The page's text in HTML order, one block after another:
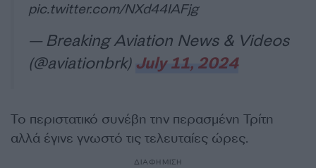
pic.twitter.com/NXd44IAFjg
— Breaking Aviation News & Videos
(@aviationbrk) July 11, 2024
Το περιστατικό συνέβη την περασμένη Τρίτη
αλλά έγινε γνωστό τις τελευταίες ώρες.
ΔΙΑΦΗΜΙΣΗ